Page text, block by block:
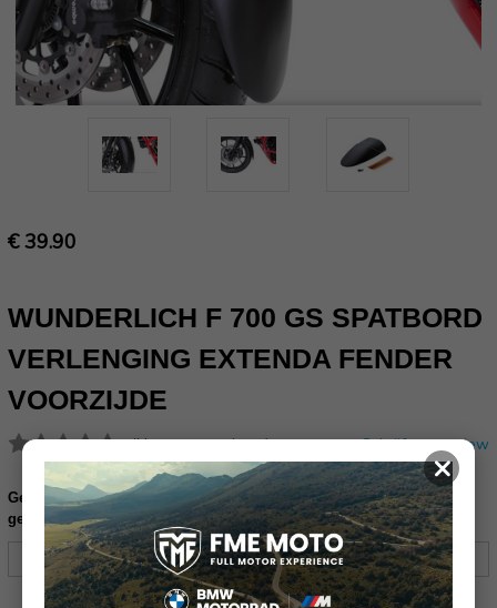
€ 39.90
WUNDERLICH F 700 GS SPATBORD
VERLENGING EXTENDA FENDER
VOORZIJDE
(Nog geen reviews) Schrijf een review
Gelieve uw frame nummer in te vullen ter controle of dit product
geschikt is voor uw motor (17 karakters):
×